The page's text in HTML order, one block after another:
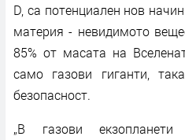
D, са потенциален нов
материя - невидимото
85% от масата на
само газови гиганти,
безопасност.
„В газови